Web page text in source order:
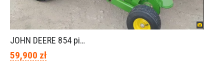
JOHN DEERE 854 piękny stan
59,900 zł